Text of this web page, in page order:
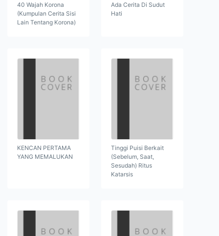
40 Wajah Korona
(Kumpulan Cerita Sisi
Lain Tentang Korona)
Ada Cerita Di Sudut
Hati
KENCAN PERTAMA
YANG MEMALUKAN
Tinggi Puisi Berkait
(Sebelum, Saat,
Sesudah) Ritus
Katarsis